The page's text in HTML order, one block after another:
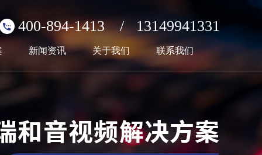
400-894-1413 / 13149941331
新闻资讯 关于我们 联系我们